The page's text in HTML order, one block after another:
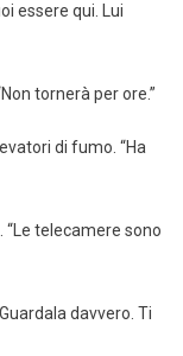
essere qui. Lui
tornerà per ore.”
di fumo. “Ha
“Le telecamere sono
davvero. Ti